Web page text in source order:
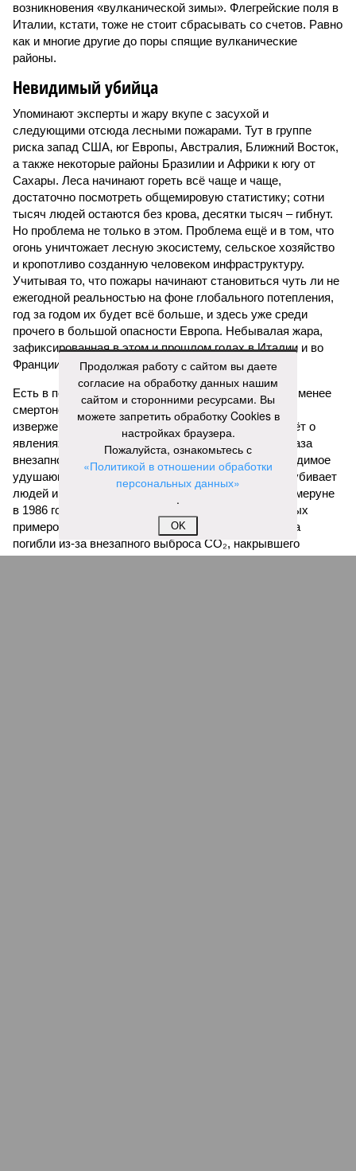
возникновения «вулканической зимы». Флегрейские поля в
Италии, кстати, тоже не стоит сбрасывать со счетов. Равно
как и многие другие до поры спящие вулканические
районы.
Невидимый убийца
Упоминают эксперты и жару вкупе с засухой и
следующими отсюда лесными пожарами. Тут в группе
риска запад США, юг Европы, Австралия, Ближний Восток,
а также некоторые районы Бразилии и Африки к югу от
Сахары. Леса начинают гореть всё чаще и чаще,
достаточно посмотреть общемировую статистику; сотни
тысяч людей остаются без крова, десятки тысяч – гибнут.
Но проблема не только в этом. Проблема ещё и в том, что
огонь уничтожает лесную экосистему, сельское хозяйство
и кропотливо созданную человеком инфраструктуру.
Учитывая то, что пожары начинают становиться чуть ли не
ежегодной реальностью на фоне глобального потепления,
год за годом их будет всё больше, и здесь уже среди
прочего в большой опасности Европа. Небывалая жара,
зафиксированная в этом и прошлом годах в Италии и во
Франции, тому лучшее подтверждение.
Есть в перечне A-Z Animals и экзотика, впрочем, не менее
смертоносная. Это, в частности, «лимнические
извержения», о которых мало кто слышал. Речь идёт о
явлениях, когда большое количество углекислого газа
внезапно вырывается из глубин озёр, образуя невидимое
удушающее газовое облако, которое безжалостно убивает
людей и животных. Катастрофа на озере Ньос в Камеруне
в 1986 году остаётся одним из наиболее чудовищных
примеров: более 1700 человек и тысячи голов скота
погибли из-за внезапного выброса CO₂, накрывшего
близлежащие деревни.
Продолжая работу с сайтом вы даете
согласие на обработку данных нашим
сайтом и сторонними ресурсами. Вы
можете запретить обработку Cookies в
настройках браузера.
Пожалуйста, ознакомьтесь с
«Политикой в отношении обработки
персональных данных»
.
OK